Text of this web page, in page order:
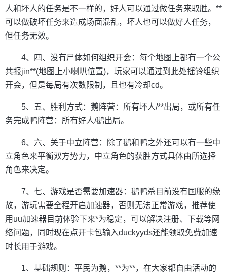
人和坏人的任务是不一样的，好人可以通过做任务来取胜。**
可以做破坏任务来造成场面混乱，坏人也可以做好人任务，
但任务无效。
4、四、没有尸体如何组织开会：每个地图上都有一个公
共报jin**(地图上小喇叭位置)，玩家可以通过到此处摇铃组织
开会，但是每局有次数限制，且也有冷却cd。
5、五、胜利方式：鹅阵营：所有坏人/**出局，或所有任
务完成鸭阵营：所有好人/鹅出局。
6、六、关于中立阵营：除了鹅和鸭之外还可以有一些中
立角色来平衡双方势力，中立角色的获胜方式具体由所选择
角色来决定。
7、七、游戏是否需要加速器：鹅鸭杀目前没有国服的缘
故，游玩需要全程开启加速器，否则无法正常游戏，推荐使
用uu加速器目前体验下来*为稳定，可以解决注册、下载等网
络问题，同时现在点开卡包输入duckyyds还能领取免费加速
时长用于游戏。
1、基础规则：平民为鹅，**为**，在大家都自由活动的